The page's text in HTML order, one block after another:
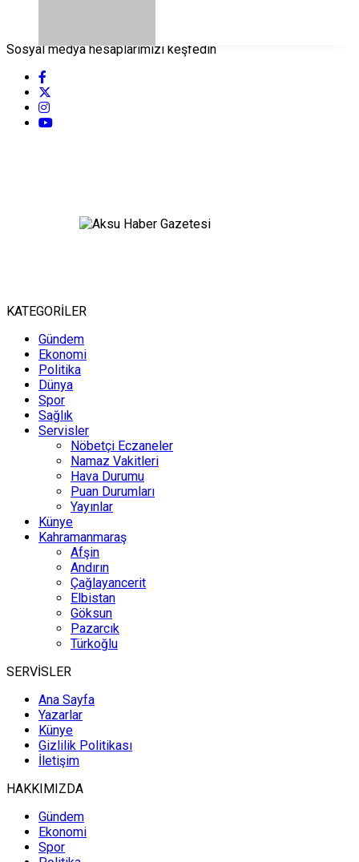
Sosyal medya hesaplarımızı keşfedin
KATEGORİLER
Gündem
Ekonomi
Politika
Dünya
Spor
Sağlık
Servisler
Nöbetçi Eczaneler
Namaz Vakitleri
Hava Durumu
Puan Durumları
Yayınlar
Künye
Kahramanmaraş
Afşin
Andırın
Çağlayancerit
Elbistan
Göksun
Pazarcık
Türkoğlu
SERVİSLER
Ana Sayfa
Yazarlar
Künye
Gizlilik Politikası
İletişim
HAKKIMIZDA
Gündem
Ekonomi
Spor